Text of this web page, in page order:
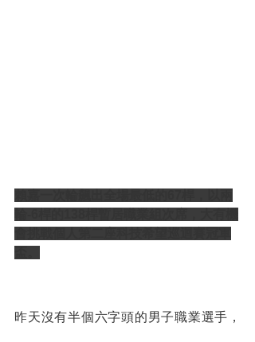
昨天沒有半個六字頭的男子職業選手，